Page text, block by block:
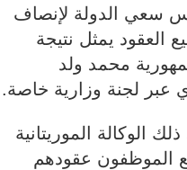
سعي الدولة لإنصاف
العقود يمثل نتيجة
محمد ولد
عبر لجنة وزارية خاصة.
الوكالة الموريتانية
وقع الموظفون عقودهم